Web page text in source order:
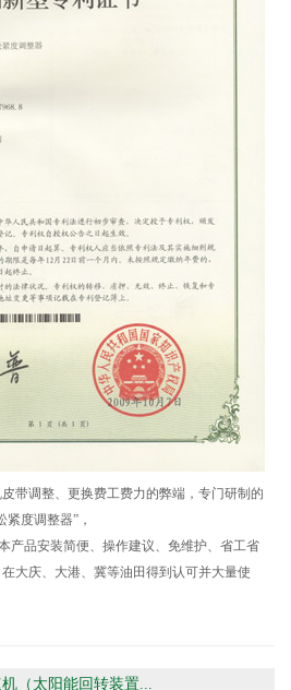
带调整、更换费工费力的弊端，专门研制的
度调整器”，
产品安装简便、操作建议、免维护、省工省
大庆、大港、冀等油田得到认可并大量使
（太阳能回转装置...